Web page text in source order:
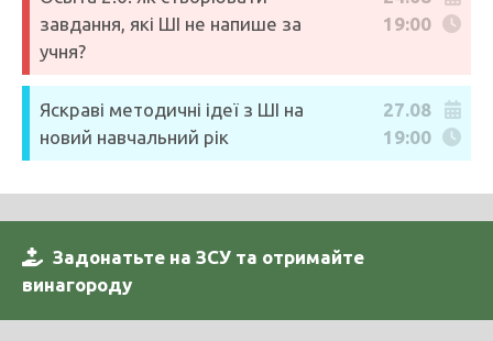
завдання, які ШІ не напише за
учня?
19:00
Яскраві методичні ідеї з ШІ на
новий навчальний рік
27.08
19:00
Задонатьте на ЗСУ та отримайте
винагороду